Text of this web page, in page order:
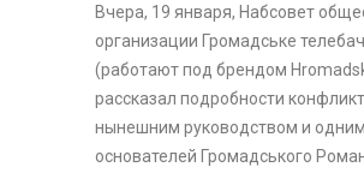
Вчера, 19 января, Набсовет
организации Громадське
(работают под брендом
рассказал подробности
нынешним руководством и
основателей Громадського